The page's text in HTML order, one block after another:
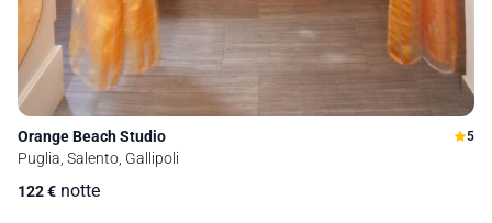
Orange Beach Studio 5
Puglia, Salento, Gallipoli
122€ notte